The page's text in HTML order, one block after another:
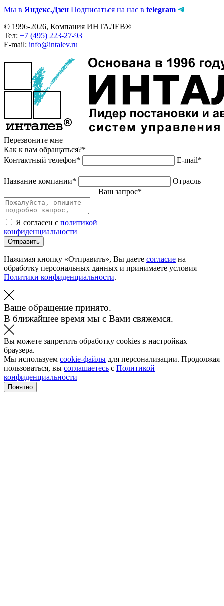
Мы в Яндекс.Дзен Подписаться на нас в telegram
© 1996-2026, Компания ИНТАЛЕВ®
Тел: +7 (495) 223-27-93
E-mail: info@intalev.ru
Перезвоните мне
Как к вам обращаться?*
Контактный телефон*
E-mail*
Название компании*
Отрасль
Ваш запрос*
Я согласен с политикой
конфиденциальности
Отправить
Нажимая кнопку «Отправить», Вы даете согласие на
обработку персональных данных и принимаете условия
Политики конфиденциальности.
Ваше обращение принято.
В ближайшее время мы с Вами свяжемся.
Вы можете запретить обработку cookies в настройках
браузера.
Мы используем cookie-файлы для персонализации. Продолжая
пользоваться, вы соглашаетесь с Политикой
конфиденциальности
Понятно